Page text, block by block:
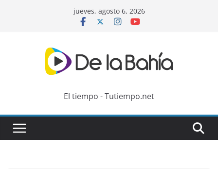
jueves, agosto 6, 2026
El tiempo - Tutiempo.net